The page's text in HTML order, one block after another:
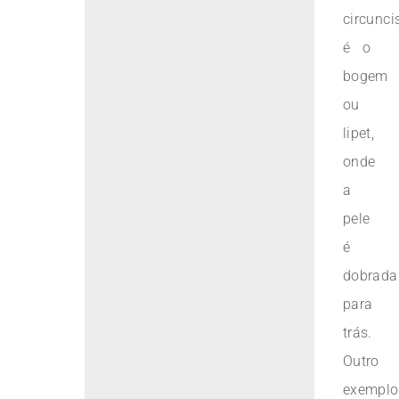
é o
bogem
ou
lipet,
onde
a
pele
é
dobrada
para
trás.
Outro
exemplo